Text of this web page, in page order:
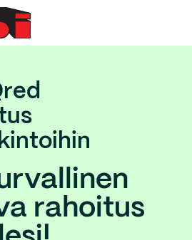
rahoitus